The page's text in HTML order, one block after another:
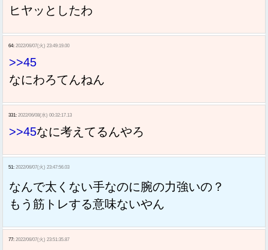
ヒヤッとしたわ
64: 2022/06/07(火) 23:49:19.00
>>45
なにわろてんねん
331: 2022/06/08(水) 00:32:17.13
>>45なに考えてるんやろ
51: 2022/06/07(火) 23:47:56.03
なんで太くない手なのに腕の力強いの？
もう筋トレする意味ないやん
77: 2022/06/07(火) 23:51:35.87